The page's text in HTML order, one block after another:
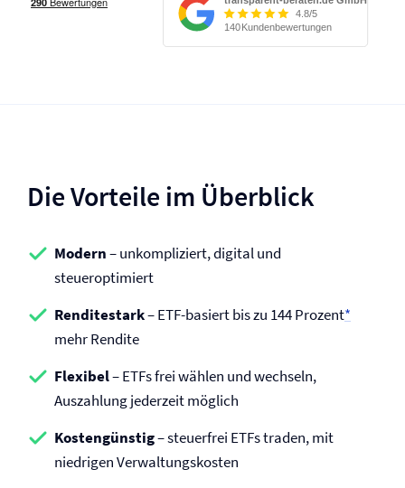
Die Vorteile im Überblick
Modern– unkompliziert, digital und
steueroptimiert
Renditestark– ETF-basiert bis zu 144 Prozent*
mehr Rendite
Flexibel– ETFs frei wählen und wechseln,
Auszahlung jederzeit möglich
Kostengünstig– steuerfrei ETFs traden, mit
niedrigen Verwaltungskosten